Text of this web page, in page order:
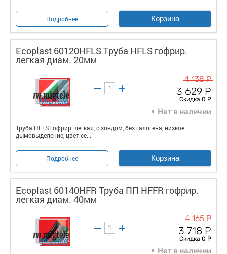
Подробнее Корзина
Ecoplast 60120HFLS Труба HFLS гофрир.
легкая диам. 20мм
4 138 Р
3 629 Р
Скидка 0 Р
Нет в наличии
Труба HFLS гофрир. легкая, с зондом, без галогена, низкое
дымовыделение, цвет се...
Подробнее Корзина
Ecoplast 60140HFR Труба ПП HFFR гофрир.
легкая диам. 40мм
4 165 Р
3 718 Р
Скидка 0 Р
Нет в наличии